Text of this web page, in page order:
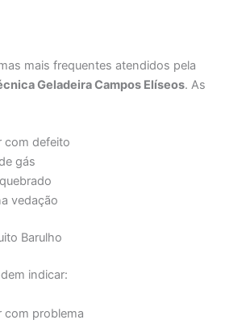
mais frequentes atendidos pela
Geladeira Campos Elíseos. As
com defeito
gás
vedação
Barulho
indicar:
com problema